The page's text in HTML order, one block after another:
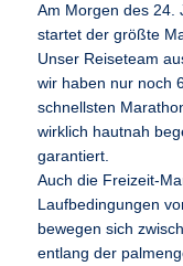
Am Morgen des 24.
startet der größte
Unser Reiseteam
wir haben nur noch
schnellsten
wirklich hautnah
garantiert.
Auch die Freizeit-
Laufbedingungen
bewegen sich
entlang der